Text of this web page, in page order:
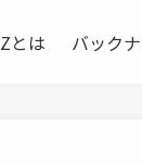
とは バック